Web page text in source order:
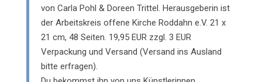
von Carla Pohl & Doreen Trittel. Herausgeberin ist
der Arbeitskreis offene Kirche Roddahn e.V. 21 x
21 cm, 48 Seiten. 19,95 EUR zzgl. 3 EUR
Verpackung und Versand (Versand ins Ausland
bitte erfragen).